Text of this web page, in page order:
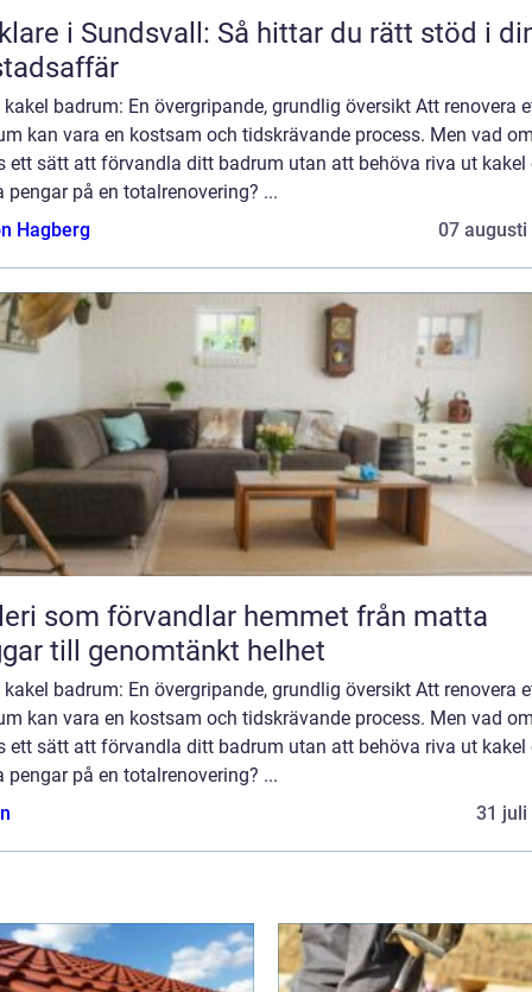
i Sundsvall: Så hittar du rätt stöd i
badrum: En övergripande, grundlig översikt Att renovera
kan vara en kostsam och tidskrävande process. Men vad
ett sätt att förvandla ditt badrum utan att behöva riva ut kakel
pengar på en totalrenovering? ...
Hagberg
07 augusti
som förvandlar hemmet från matta
till genomtänkt helhet
badrum: En övergripande, grundlig översikt Att renovera
kan vara en kostsam och tidskrävande process. Men vad
ett sätt att förvandla ditt badrum utan att behöva riva ut kakel
pengar på en totalrenovering? ...
31 juli